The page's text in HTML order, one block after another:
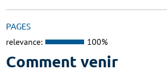
PAGES
relevance: 100%
Comment venir